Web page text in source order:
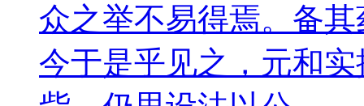
众之举不易得焉。备
今于是乎见之，元和